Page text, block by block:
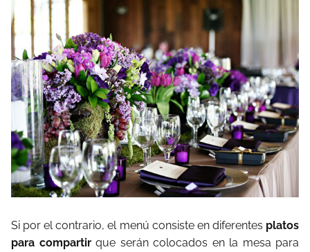
Si por el contrario, el menú consiste en diferentes platos
para compartirque serán colocados en la mesa para